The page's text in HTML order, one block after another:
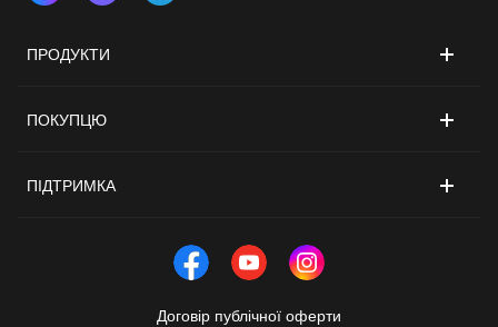
ПРОДУКТИ
ПОКУПЦЮ
ПІДТРИМКА
Договір публічної оферти